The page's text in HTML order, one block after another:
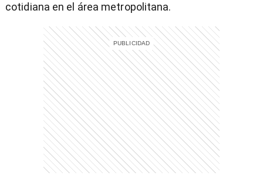
cotidiana en el área metropolitana.